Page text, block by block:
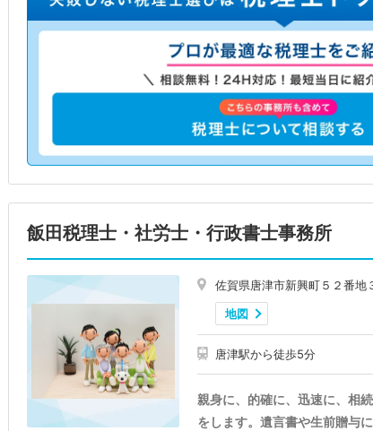
飯田税理士・社労士・行政書士事務所
佐賀県唐津市新興町５２番地
地図
唐津駅から徒歩5分
親身に、的確に、迅速に、相
をします。遺言書や生前贈与